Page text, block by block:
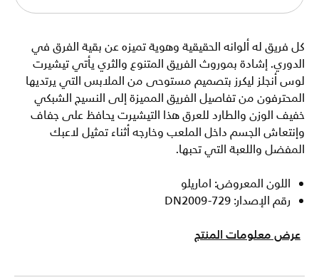
كل فريق له ألوانه الحقيقية وهوية تميزه عن بقية الفرق في
الدوري. إشادة بموروث الفريق المتنوع والثري يأتي تيشيرت
لوس أنجلز ليكرز بتصميم مستوحى من الملابس التي يرتديها
المحترفون من تفاصيل الفريق المميزة إلى النسيج الشبكي
خفيف الوزن والطارد للعرق هذا التيشيرت يحافظ على جفاف
وإنتعاش الجسم داخل الملعب وخارجه أثناء تمثيل لاعبك
المفضل واللعبة التي تحبها.
اللون المعروض: اماريلو
رقم الإصدار: DN2009-729
عرض معلومات المنتج